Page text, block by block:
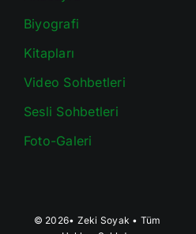
Biyografi
Kitapları
Video Sohbetleri
Sesli Sohbetleri
Foto-Galeri
© 2026• Zeki Soyak • Tüm